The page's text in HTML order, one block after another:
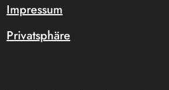
Impressum
Privatsphäre